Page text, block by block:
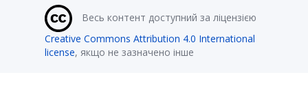
Весь контент доступний за ліцензією
Creative Commons Attribution 4.0 International
license, якщо не зазначено інше